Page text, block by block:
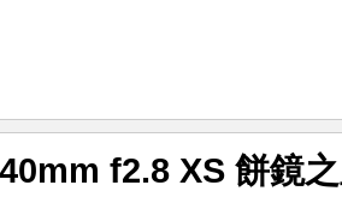
f2.8 XS 餅鏡